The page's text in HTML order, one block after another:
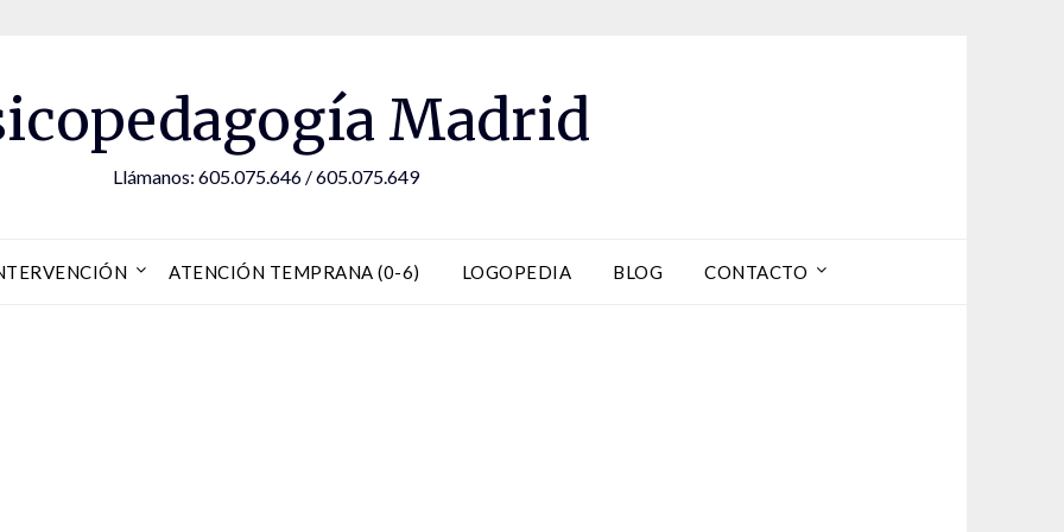
Madrid
Llámanos: 605.075.646 / 605.075.649
ATENCIÓN TEMPRANA (0-6) LOGOPEDIA BLOG CONTACTO